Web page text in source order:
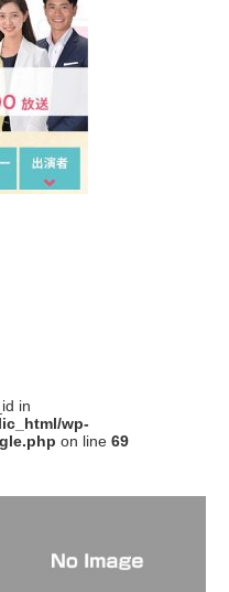
in
wp-
on line 69